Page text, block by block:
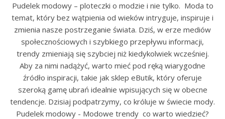
Pudelek modowy – ploteczki o modzie i nie tylko. Moda to
temat, który bez wątpienia od wieków intryguje, inspiruje i
zmienia nasze postrzeganie świata. Dziś, w erze mediów
społecznościowych i szybkiego przepływu informacji,
trendy zmieniają się szybciej niż kiedykolwiek wcześniej.
Aby za nimi nadążyć, warto mieć pod ręką wiarygodne
źródło inspiracji, takie jak sklep eButik, który oferuje
szeroką gamę ubrań idealnie wpisujących się w obecne
tendencje. Dzisiaj podpatrzymy, co króluje w świecie mody.
Pudelek modowy - Modowe trendy co warto wiedzieć?